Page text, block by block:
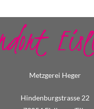
Metzgerei Heger
Hindenburgstrasse 22